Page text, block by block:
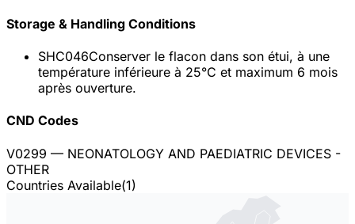
Storage & Handling Conditions
SHC046Conserver le flacon dans son étui, à une
température inférieure à 25°C et maximum 6 mois
après ouverture.
CND Codes
V0299 — NEONATOLOGY AND PAEDIATRIC DEVICES -
OTHER
Countries Available(1)